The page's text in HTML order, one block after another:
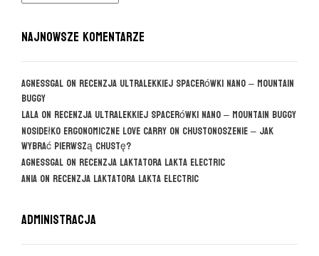
NAJNOWSZE KOMENTARZE
agnessgal on Recenzja ultralekkiej spacerówki Nano – Mountain
Buggy
Lala on Recenzja ultralekkiej spacerówki Nano – Mountain Buggy
Nosidełko ergonomiczne Love Carry on CHUSTONOSZENIE – jak
wybrać pierwszą chustę?
agnessgal on Recenzja laktatora Lakta Electric
Ania on Recenzja laktatora Lakta Electric
Administracja